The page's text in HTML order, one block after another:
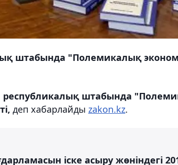
штабында "Полемикалық
республикалық штабында
деп хабарлайды zakon.kz.
іске асыру жөніндегі